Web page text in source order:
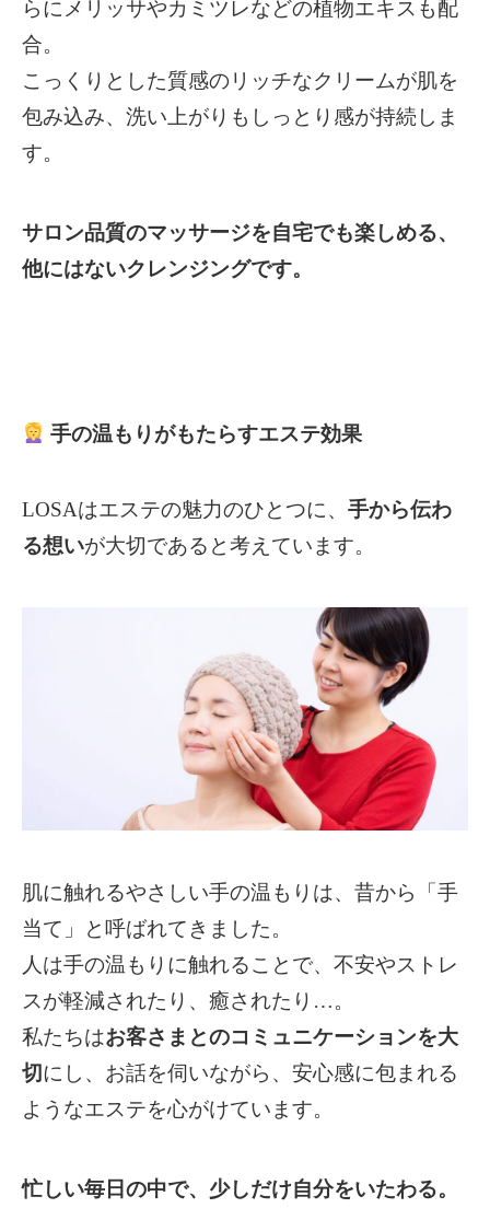
らにメリッサやカミツレなどの植物エキスも配
合。
こっくりとした質感のリッチなクリームが肌を
包み込み、洗い上がりもしっとり感が持続しま
す。
サロン品質のマッサージを自宅でも楽しめる、
他にはないクレンジングです。
手の温もりがもたらすエステ効果
LOSAはエステの魅力のひとつに、 手から伝わ
る想いが大切であると考えています。
肌に触れるやさしい手の温もりは、昔から「手
当て」と呼ばれてきました。
人は手の温もりに触れることで、不安やストレ
スが軽減されたり、癒されたり…。
私たちはお客さまとのコミュニケーションを大
切にし、お話を伺いながら、安心感に包まれる
ようなエステを心がけています。
忙しい毎日の中で、少しだけ自分をいたわる。